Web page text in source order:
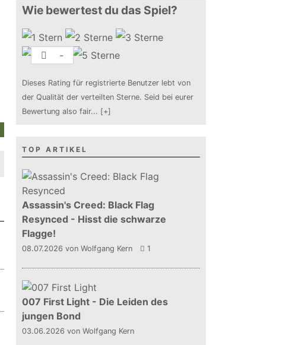
Wie bewertest du das Spiel?
-
Dieses Rating für registrierte Benutzer lebt von
der Qualität der verteilten Sterne. Seid bei eurer
Bewertung also fair... [+]
TOP ARTIKEL
Assassin's Creed: Black Flag
Resynced - Hisst die schwarze
Flagge!
08.07.2026 von Wolfgang Kern 1
007 First Light - Die Leiden des
jungen Bond
03.06.2026 von Wolfgang Kern